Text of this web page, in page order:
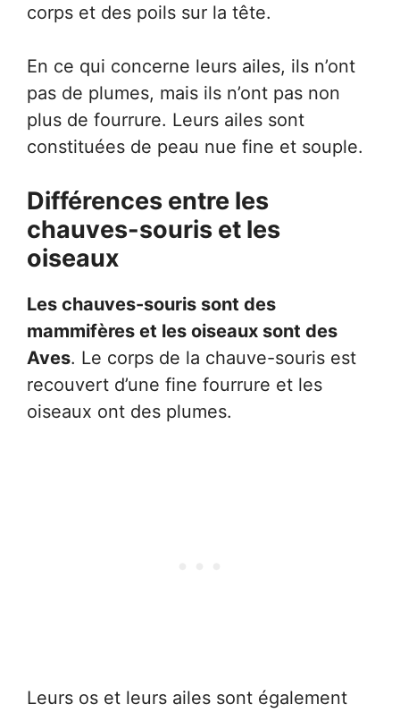
corps et des poils sur la tête.
En ce qui concerne leurs ailes, ils n’ont
pas de plumes, mais ils n’ont pas non
plus de fourrure. Leurs ailes sont
constituées de peau nue fine et souple.
Différences entre les
chauves-souris et les
oiseaux
Les chauves-souris sont des
mammifères et les oiseaux sont des
Aves. Le corps de la chauve-souris est
recouvert d’une fine fourrure et les
oiseaux ont des plumes.
Leurs os et leurs ailes sont également